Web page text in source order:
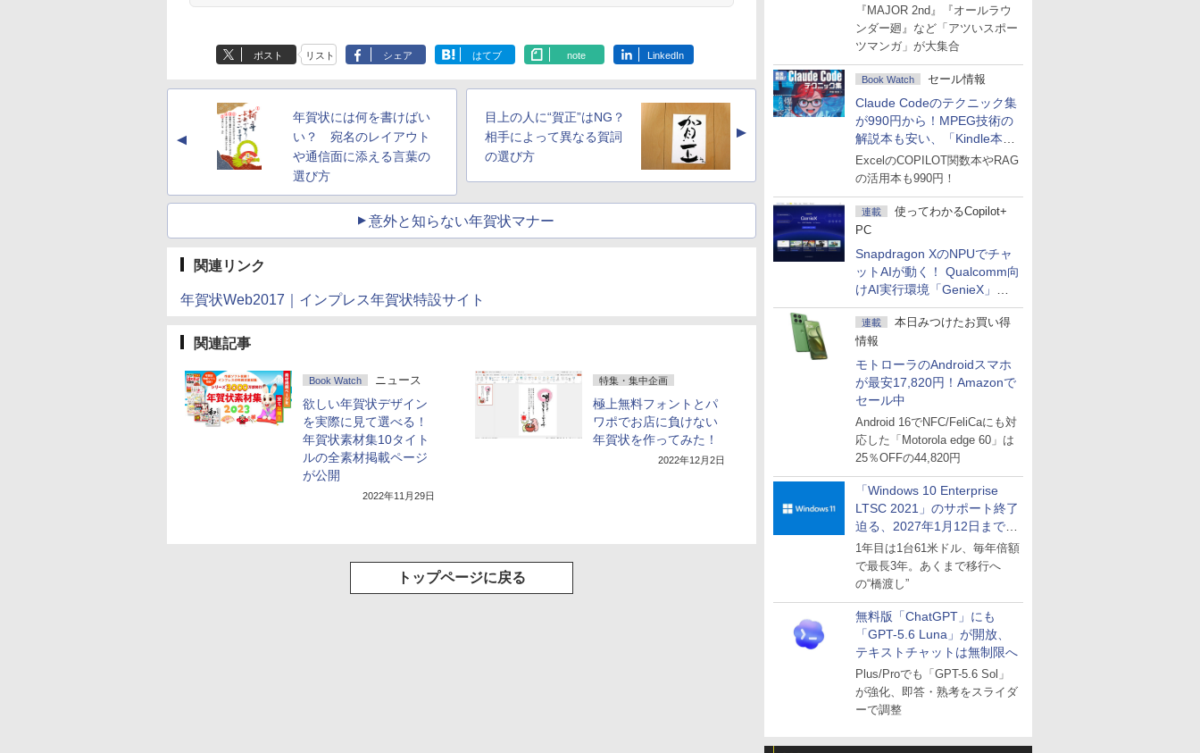
『MAJOR 2nd』『オールラウ
ンダー廻』など「アツいスポー
ツマンガ」が大集合
Book Watch セール情報
Claude Codeのテクニック集
が990円から！MPEG技術の
解説本も安い、「Kindle本サ
マーセール」第2弾開始！
ExcelのCOPILOT関数本やRAG
の活用本も990円！
連載
使ってわかるCopilot+
PC
Snapdragon XのNPUでチャ
ットAIが動く！ Qualcomm向
けAI実行環境「GenieX」を
試してみた
連載
本日みつけたお買い得
情報
モトローラのAndroidスマホ
が最安17,820円！Amazonで
セール中
Android 16でNFC/FeliCaにも対
応した「Motorola edge 60」は
25％OFFの44,820円
「Windows 10 Enterprise
LTSC 2021」のサポート終了
迫る、2027年1月12日まで
～ESUは9月1日から販売
1年目は1台61米ドル、毎年倍額
で最長3年。あくまで移行へ
の“橋渡し”
無料版「ChatGPT」にも
「GPT-5.6 Luna」が開放、
テキストチャットは無制限へ
Plus/Proでも「GPT-5.6 Sol」
が強化、即答・熟考をスライダ
ーで調整
ポスト リスト シェア はてブ note LinkedIn
▲
年賀状には何を書けばい
い？ 宛名のレイアウト
や通信面に添える言葉の
選び方
目上の人に“賀正”はNG？
相手によって異なる賀詞
の選び方
▲
意外と知らない年賀状マナー
関連リンク
年賀状Web2017｜インプレス年賀状特設サイト
関連記事
Book Watch ニュース
欲しい年賀状デザイン
を実際に見て選べる！
年賀状素材集10タイト
ルの全素材掲載ページ
が公開
2022年11月29日
特集・集中企画
極上無料フォントとパ
ワポでお店に負けない
年賀状を作ってみた！
2022年12月2日
トップページに戻る